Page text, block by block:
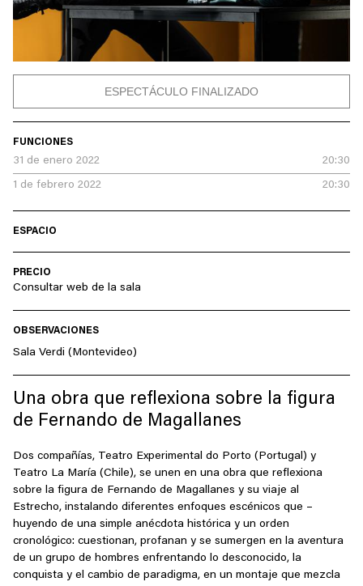
ESPECTÁCULO FINALIZADO
FUNCIONES
31 de enero 2022 20:30
1 de febrero 2022 20:30
ESPACIO
PRECIO
Consultar web de la sala
OBSERVACIONES
Sala Verdi (Montevideo)
Una obra que reflexiona sobre la figura
de Fernando de Magallanes
Dos compañías, Teatro Experimental do Porto (Portugal) y
Teatro La María (Chile), se unen en una obra que reflexiona
sobre la figura de Fernando de Magallanes y su viaje al
Estrecho, instalando diferentes enfoques escénicos que –
huyendo de una simple anécdota histórica y un orden
cronológico: cuestionan, profanan y se sumergen en la aventura
de un grupo de hombres enfrentando lo desconocido, la
conquista y el cambio de paradigma, en un montaje que mezcla